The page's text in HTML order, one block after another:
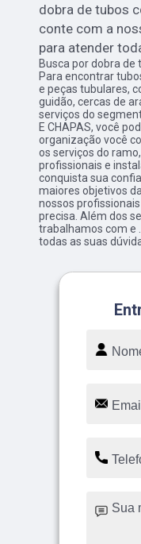
dobra de tubos
conte com a
para atender
Busca por dobra
Para encontrar
e peças tubulares,
guidão, cercas de
serviços do
E CHAPAS, você
organização você
os serviços do
profissionais e
conquista sua
maiores objetivos
nossos
precisa. Além dos
trabalhamos com e
todas as suas